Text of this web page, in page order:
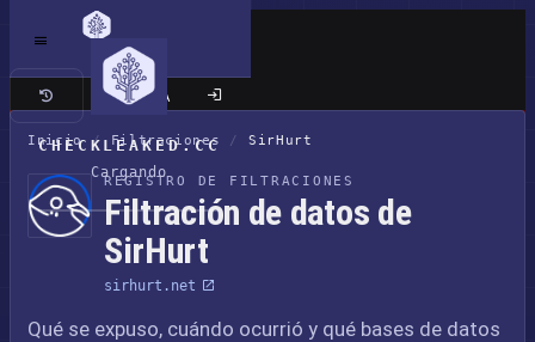
CHECKLEAKED.CC
Cargando
Sitio clásico
Inicio / Filtraciones / SirHurt
REGISTRO DE FILTRACIONES
Filtración de datos de
SirHurt
sirhurt.net
Qué se expuso, cuándo ocurrió y qué bases de datos